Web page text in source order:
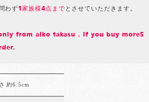
わず1家族様4点まで とさせていただきます。
from aiko takasu . If you buy more5
約6.5cm